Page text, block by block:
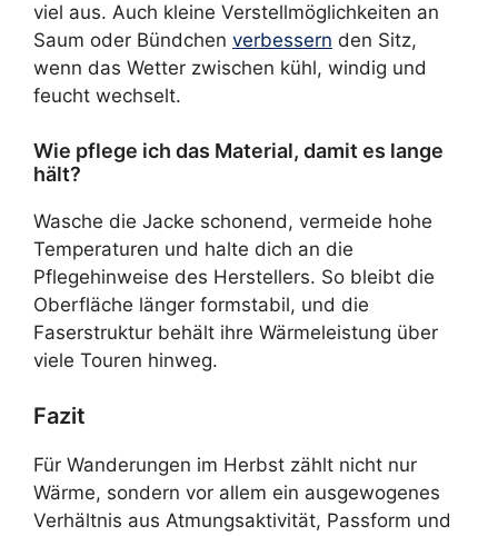
viel aus. Auch kleine Verstellmöglichkeiten an
Saum oder Bündchen verbessern den Sitz,
wenn das Wetter zwischen kühl, windig und
feucht wechselt.
Wie pflege ich das Material, damit es lange
hält?
Wasche die Jacke schonend, vermeide hohe
Temperaturen und halte dich an die
Pflegehinweise des Herstellers. So bleibt die
Oberfläche länger formstabil, und die
Faserstruktur behält ihre Wärmeleistung über
viele Touren hinweg.
Fazit
Für Wanderungen im Herbst zählt nicht nur
Wärme, sondern vor allem ein ausgewogenes
Verhältnis aus Atmungsaktivität, Passform und